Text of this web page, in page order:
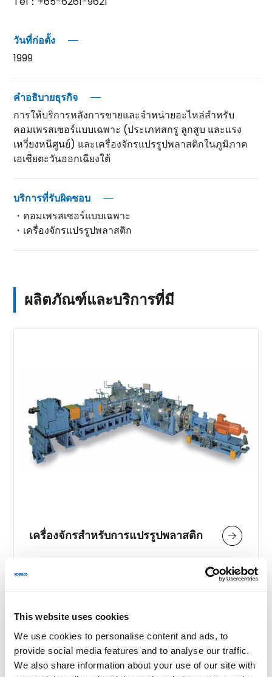
This website uses cookies
We use cookies to personalise content and ads, to
provide social media features and to analyse our traffic.
We also share information about your use of our site with
วันที่ก่อตั้ง
1999
คำอธิบายธุรกิจ
การให้บริการหลังการขายและจำหน่ายอะไหล่สำหรับ
คอมเพรสเซอร์แบบเฉพาะ (ประเภทสกรู ลูกสูบ และแรง
เหวี่ยงหนีศูนย์) และเครื่องจักรแปรรูปพลาสติกในภูมิภาค
เอเชียตะวันออกเฉียงใต้
บริการที่รับผิดชอบ
・คอมเพรสเซอร์แบบเฉพาะ
・เครื่องจักรแปรรูปพลาสติก
ผลิตภัณฑ์และบริการที่มี
เครื่องจักรสำหรับการแปรรูปพลาสติก